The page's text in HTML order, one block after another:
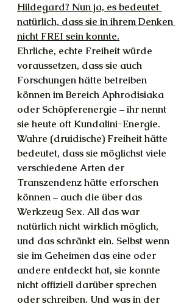
Hildegard? Nun ja, es bedeutet
natürlich, dass sie in ihrem Denken
nicht FREI sein konnte.
Ehrliche, echte Freiheit würde
voraussetzen, dass sie auch
Forschungen hätte betreiben
können im Bereich Aphrodisiaka
oder Schöpferenergie – ihr nennt
sie heute oft Kundalini-Energie.
Wahre (druidische) Freiheit hätte
bedeutet, dass sie möglichst viele
verschiedene Arten der
Transzendenz hätte erforschen
können – auch die über das
Werkzeug Sex. All das war
natürlich nicht wirklich möglich,
und das schränkt ein. Selbst wenn
sie im Geheimen das eine oder
andere entdeckt hat, sie konnte
nicht offiziell darüber sprechen
oder schreiben. Und was in der